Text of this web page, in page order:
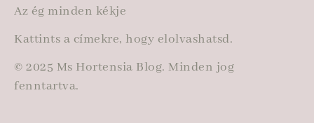
Az ég minden kékje
Kattints a címekre, hogy elolvashatsd.
© 2025 Ms Hortensia Blog. Minden jog
fenntartva.